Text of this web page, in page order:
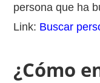
persona que ha
Link: Buscar
¿Cómo